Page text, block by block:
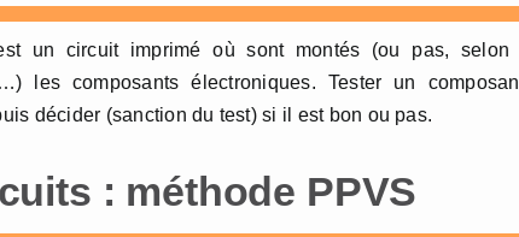
un circuit imprimé où sont montés (ou pas, selon
les composants électroniques. Tester un
décider (sanction du test) si il est bon ou pas.
: méthode PPVS